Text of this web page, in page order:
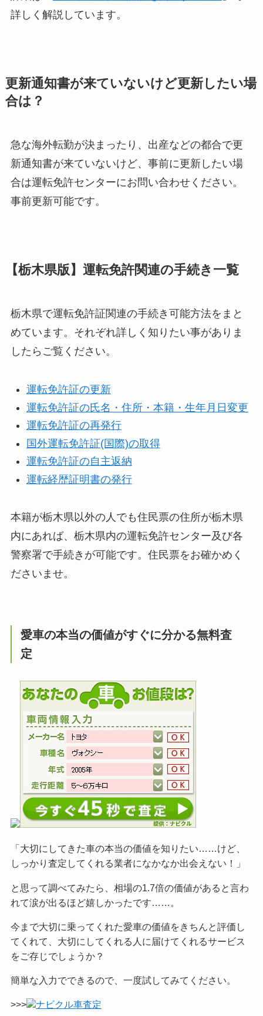
詳しく解説しています。
更新通知書が来ていないけど更新したい場
合は？
急な海外転勤が決まったり、出産などの都合で更
新通知書が来ていないけど、事前に更新したい場
合は運転免許センターにお問い合わせください。
事前更新可能です。
【栃木県版】運転免許関連の手続き一覧
栃木県で運転免許証関連の手続き可能方法をまと
めています。それぞれ詳しく知りたい事がありま
したらご覧ください。
運転免許証の更新
運転免許証の氏名・住所・本籍・生年月日変更
運転免許証の再発行
国外運転免許証(国際)の取得
運転免許証の自主返納
運転経歴証明書の発行
本籍が栃木県以外の人でも住民票の住所が栃木県
内にあれば、栃木県内の運転免許センター及び各
警察署で手続きが可能です。住民票をお確かめく
ださいませ。
愛車の本当の価値がすぐに分かる無料査
定
「大切にしてきた車の本当の価値を知りたい……けど、
しっかり査定してくれる業者になかなか出会えない！」
と思って調べてみたら、相場の1.7倍の価値があると言わ
れて涙が出るほど嬉しかったです……。
今まで大切に乗ってくれた愛車の価値をきちんと評価し
てくれて、大切にしてくれる人に届けてくれるサービス
をご存じでしょうか？
簡単な入力でできるので、一度試してみてください。
>>> ナビクル車査定